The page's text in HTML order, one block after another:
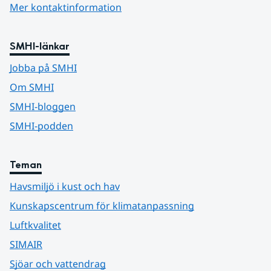
Mer kontaktinformation
SMHI-länkar
Jobba på SMHI
Om SMHI
SMHI-bloggen
SMHI-podden
Teman
Havsmiljö i kust och hav
Kunskapscentrum för klimatanpassning
Luftkvalitet
SIMAIR
Sjöar och vattendrag